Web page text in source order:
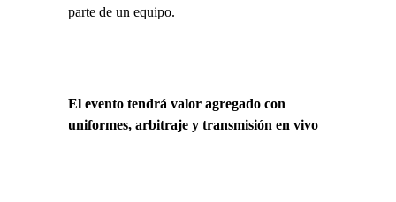
parte de un equipo.
El evento tendrá valor agregado con
uniformes, arbitraje y transmisión en vivo